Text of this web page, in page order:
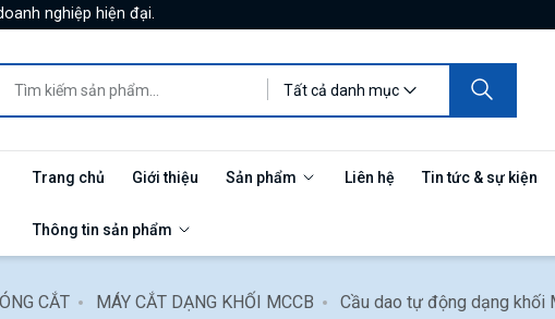
nghiệp hiện đại.
Tất cả danh mục
Trang chủ Giới thiệu Sản phẩm Liên hệ Tin tức & sự kiện
Thông tin sản phẩm
CẮT MÁY CẮT DẠNG KHỐI MCCB Cầu dao tự động dạng khối